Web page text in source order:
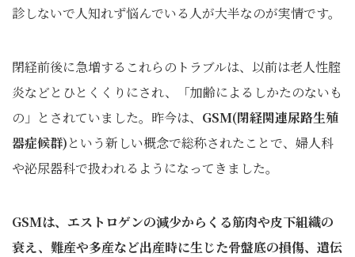
診しないで人知れず悩んでいる人が大半なのが実情です。
閉経前後に急増するこれらのトラブルは、以前は老人性腟
炎などとひとくくりにされ、「加齢によるしかたのないも
の」とされていました。昨今は、 GSM(閉経関連尿路生殖
器症候群)という新しい概念で総称されたことで、婦人科
や泌尿器科で扱われるようになってきました。
GSMは、エストロゲンの減少からくる筋肉や皮下組織の
衰え、難産や多産など出産時に生じた骨盤底の損傷、遺伝